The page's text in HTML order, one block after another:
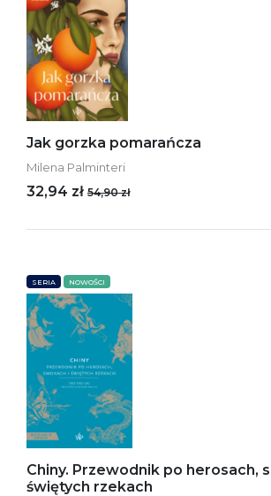
Jak gorzka pomarańcza
Milena Palminteri
32,94 zł 54,90 zł
SERIA NOWOŚCI
Chiny. Przewodnik po herosach,
świętych rzekach